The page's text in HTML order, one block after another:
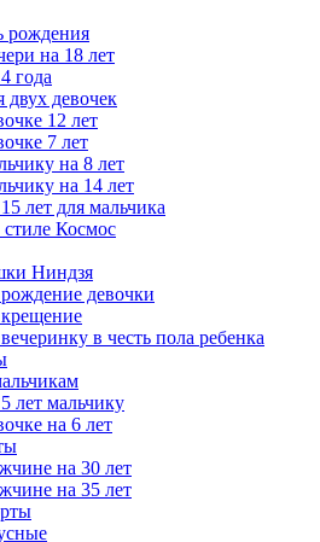
рождения
на 18 лет
года
двух девочек
12 лет
7 лет
на 8 лет
на 14 лет
лет для мальчика
Космос
Ниндзя
девочки
в честь пола ребенка
лет мальчику
на 6 лет
на 30 лет
на 35 лет